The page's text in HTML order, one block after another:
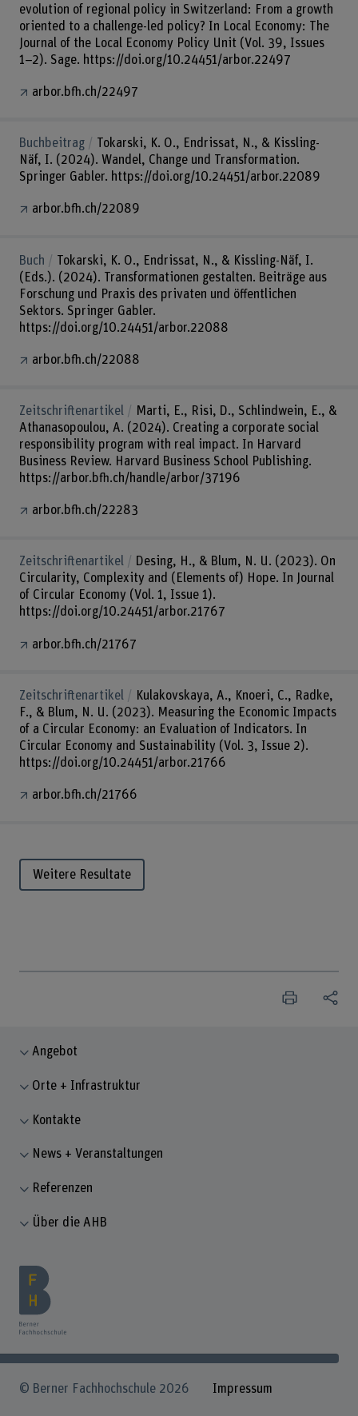
evolution of regional policy in Switzerland: From a growth
oriented to a challenge-led policy? In Local Economy: The
Journal of the Local Economy Policy Unit (Vol. 39, Issues
1–2). Sage. https://doi.org/10.24451/arbor.22497
arbor.bfh.ch/22497
Buchbeitrag
Tokarski, K. O., Endrissat, N., & Kissling-
Näf, I. (2024). Wandel, Change und Transformation.
Springer Gabler. https://doi.org/10.24451/arbor.22089
arbor.bfh.ch/22089
Buch
Tokarski, K. O., Endrissat, N., & Kissling-Näf, I.
(Eds.). (2024). Transformationen gestalten. Beiträge aus
Forschung und Praxis des privaten und öffentlichen
Sektors. Springer Gabler.
https://doi.org/10.24451/arbor.22088
arbor.bfh.ch/22088
Zeitschriftenartikel
Marti, E., Risi, D., Schlindwein, E., &
Athanasopoulou, A. (2024). Creating a corporate social
responsibility program with real impact. In Harvard
Business Review. Harvard Business School Publishing.
https://arbor.bfh.ch/handle/arbor/37196
arbor.bfh.ch/22283
Zeitschriftenartikel
Desing, H., & Blum, N. U. (2023). On
Circularity, Complexity and (Elements of) Hope. In Journal
of Circular Economy (Vol. 1, Issue 1).
https://doi.org/10.24451/arbor.21767
arbor.bfh.ch/21767
Zeitschriftenartikel
Kulakovskaya, A., Knoeri, C., Radke,
F., & Blum, N. U. (2023). Measuring the Economic Impacts
of a Circular Economy: an Evaluation of Indicators. In
Circular Economy and Sustainability (Vol. 3, Issue 2).
https://doi.org/10.24451/arbor.21766
arbor.bfh.ch/21766
Weitere Resultate
Angebot
Orte + Infrastruktur
Kontakte
News + Veranstaltungen
Referenzen
Über die AHB
© Berner Fachhochschule 2026 Impressum